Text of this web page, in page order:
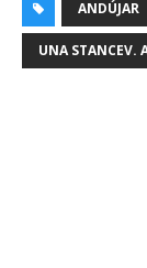
ANDÚJAR
UNA STANCEV.